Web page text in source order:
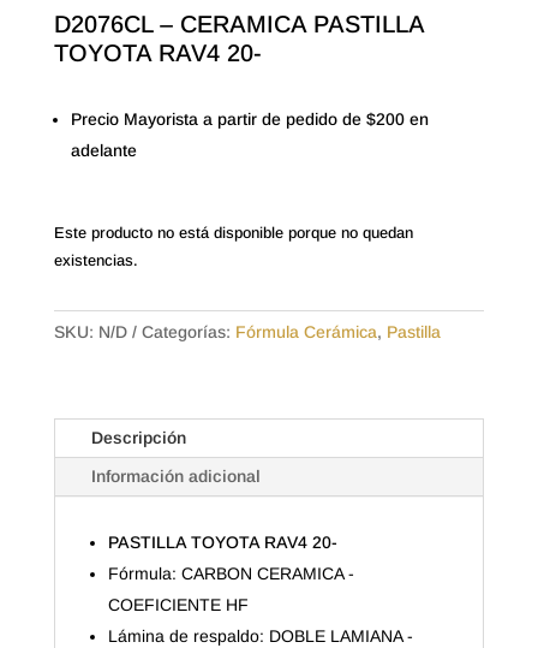
D2076CL – CERAMICA PASTILLA
TOYOTA RAV4 20-
Precio Mayorista a partir de pedido de $200 en
adelante
Este producto no está disponible porque no quedan
existencias.
SKU: N/D Categorías: Fórmula Cerámica, Pastilla
Descripción
Información adicional
PASTILLA TOYOTA RAV4 20-
Fórmula: CARBON CERAMICA -
COEFICIENTE HF
Lámina de respaldo: DOBLE LAMIANA -